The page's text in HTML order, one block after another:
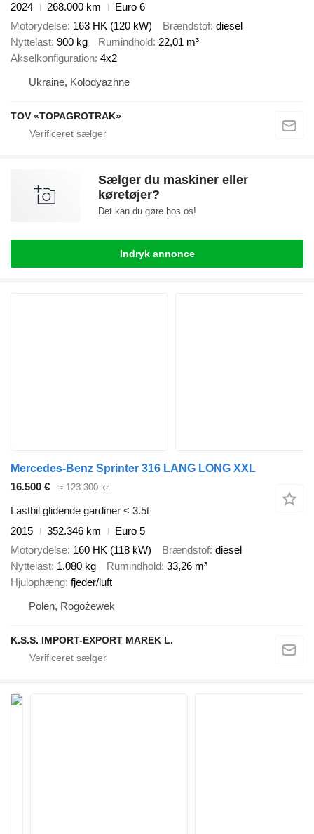
2024
268.000 km
Euro 6
Motorydelse 163 HK (120 kW) Brændstof diesel
Nyttelast 900 kg Rumindhold 22,01 m³
Akselkonfiguration 4x2
Ukraine, Kolodyazhne
TOV «TOPAGROTRAK»
Sælger du maskiner eller
køretøjer?
Det kan du gøre hos os!
Indryk annonce
Mercedes-Benz Sprinter 316 LANG LONG XXL
16.500 €
≈ 123.300 kr.
Lastbil glidende gardiner < 3.5t
2015
352.346 km
Euro 5
Motorydelse 160 HK (118 kW) Brændstof diesel
Nyttelast 1.080 kg Rumindhold 33,26 m³
Hjulophæng fjeder/luft
Polen, Rogożewek
K.S.S. IMPORT-EXPORT MAREK L.